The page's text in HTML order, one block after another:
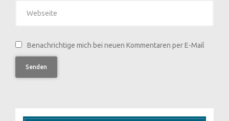
Benachrichtige mich bei neuen Kommentaren per E-Mail
Senden